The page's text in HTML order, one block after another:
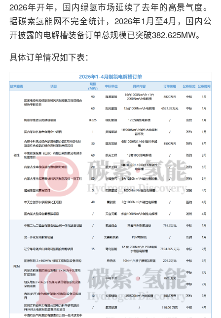
2026年开年，国内绿氢市场延续了去年的高景气度。
据碳索氢能网不完全统计，2026年1月至4月，国内公
开披露的电解槽装备订单总规模已突破382.625MW。
具体订单情况如下表：